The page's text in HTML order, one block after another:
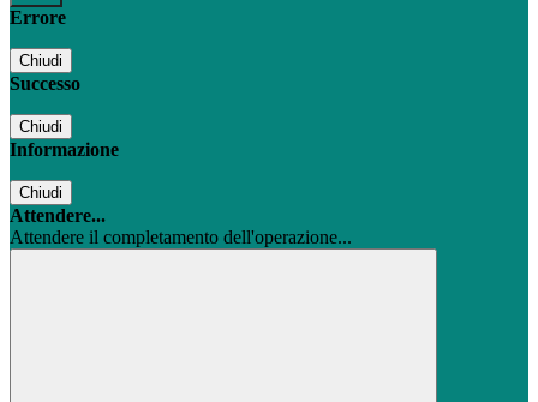
Errore
Chiudi
Successo
Chiudi
Informazione
Chiudi
Attendere...
Attendere il completamento dell'operazione...